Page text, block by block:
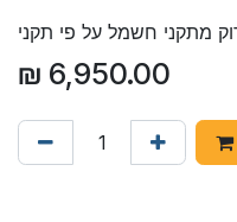
₪ 6,950.00